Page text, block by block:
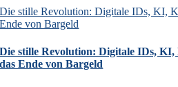
Die stille Revolution: Digitale IDs, KI,
Ende von Bargeld
Die stille Revolution: Digitale IDs,
das Ende von Bargeld